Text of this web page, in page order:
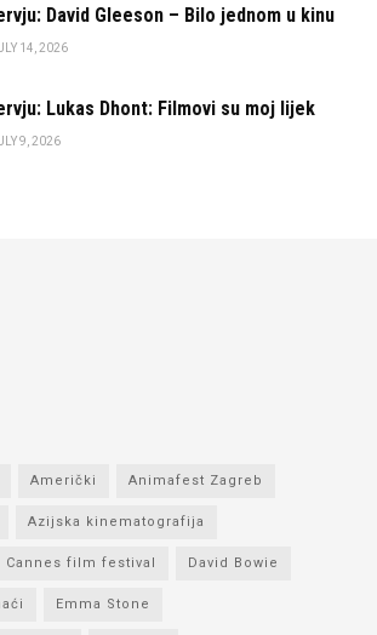
David Gleeson – Bilo jednom u kinu
14, 2026
Lukas Dhont: Filmovi su moj lijek
9, 2026
Američki Animafest Zagreb
Azijska kinematografija
Cannes film festival David Bowie
Emma Stone